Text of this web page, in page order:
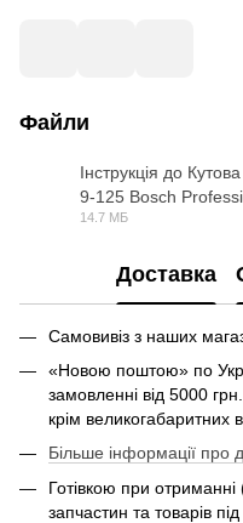
Файли
Інструкція до
9-125 Bosch
14.7 МБ
Доставка
Самовивіз з наших
«Новою поштою» по
замовленні від 5000
крім великогабаритних
Більше інформації про
Готівкою при отриманні
запчастин та товарів